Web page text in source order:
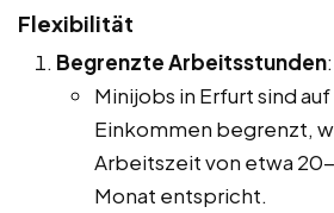
Flexibilität
Begrenzte Arbeitsstunden:
Minijobs in Erfurt sind
Einkommen begrenzt,
Arbeitszeit von etwa
Monat entspricht.